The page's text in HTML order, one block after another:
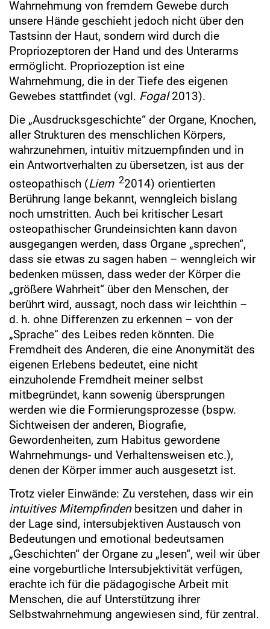
Wahrnehmung von fremdem Gewebe durch
unsere Hände geschieht jedoch nicht über den
Tastsinn der Haut, sondern wird durch die
Propriozeptoren der Hand und des Unterarms
ermöglicht. Propriozeption ist eine
Wahrnehmung, die in der Tiefe des eigenen
Gewebes stattfindet (vgl. Fogal2013).
Die „Ausdrucksgeschichte“ der Organe, Knochen,
aller Strukturen des menschlichen Körpers,
wahrzunehmen, intuitiv mitzuempfinden und in
ein Antwortverhalten zu übersetzen, ist aus der
osteopathisch (Liem 22014) orientierten
Berührung lange bekannt, wenngleich bislang
noch umstritten. Auch bei kritischer Lesart
osteopathischer Grundeinsichten kann davon
ausgegangen werden, dass Organe „sprechen“,
dass sie etwas zu sagen haben – wenngleich wir
bedenken müssen, dass weder der Körper die
„größere Wahrheit“ über den Menschen, der
berührt wird, aussagt, noch dass wir leichthin –
d. h. ohne Differenzen zu erkennen – von der
„Sprache“ des Leibes reden könnten. Die
Fremdheit des Anderen, die eine Anonymität des
eigenen Erlebens bedeutet, eine nicht
einzuholende Fremdheit meiner selbst
mitbegründet, kann sowenig übersprungen
werden wie die Formierungsprozesse (bspw.
Sichtweisen der anderen, Biografie,
Gewordenheiten, zum Habitus gewordene
Wahrnehmungs- und Verhaltensweisen etc.),
denen der Körper immer auch ausgesetzt ist.
Trotz vieler Einwände: Zu verstehen, dass wir ein
intuitives Mitempfindenbesitzen und daher in
der Lage sind, intersubjektiven Austausch von
Bedeutungen und emotional bedeutsamen
„Geschichten“ der Organe zu „lesen“, weil wir über
eine vorgeburtliche Intersubjektivität verfügen,
erachte ich für die pädagogische Arbeit mit
Menschen, die auf Unterstützung ihrer
Selbstwahrnehmung angewiesen sind, für zentral.